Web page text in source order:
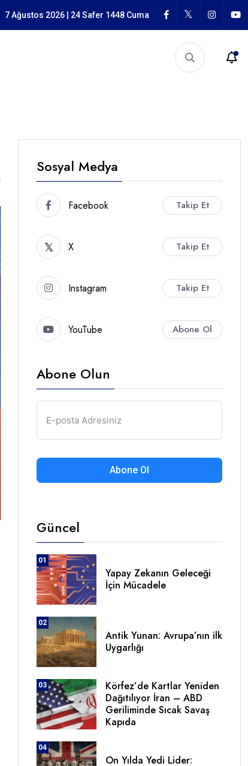
7 Ağustos 2026 | 24 Safer 1448 Cuma
Sosyal Medya
Facebook Takip Et
X Takip Et
Instagram Takip Et
YouTube Abone Ol
Abone Olun
Abone Ol
Güncel
01
Yapay Zekanın Geleceği
İçin Mücadele
02
Antik Yunan: Avrupa’nın ilk
Uygarlığı
03
Körfez’de Kartlar Yeniden
Dağıtılıyor İran – ABD
Geriliminde Sıcak Savaş
Kapıda
04
On Yılda Yedi Lider: